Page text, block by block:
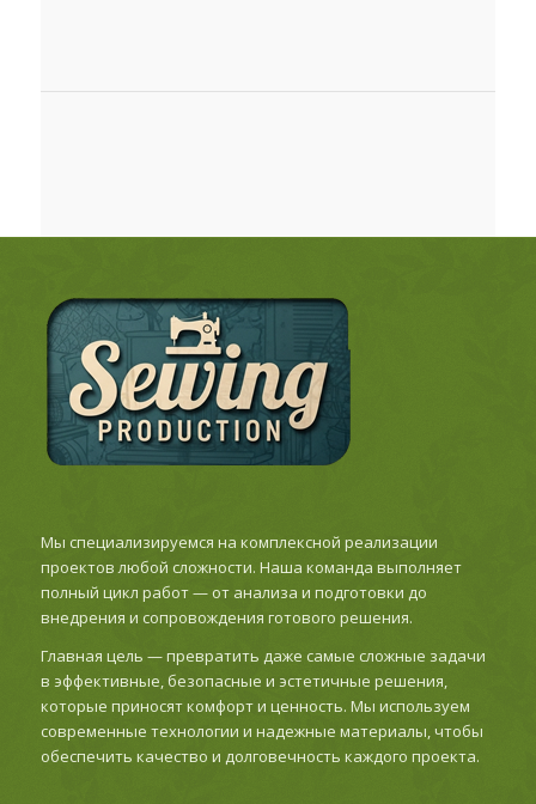
Мы специализируемся на комплексной реализации
проектов любой сложности. Наша команда выполняет
полный цикл работ — от анализа и подготовки до
внедрения и сопровождения готового решения.
Главная цель — превратить даже самые сложные задачи
в эффективные, безопасные и эстетичные решения,
которые приносят комфорт и ценность. Мы используем
современные технологии и надежные материалы, чтобы
обеспечить качество и долговечность каждого проекта.